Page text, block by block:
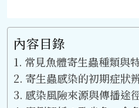
內容目錄
常見魚體寄生蟲種類與
寄生蟲感染的初期症狀
感染風險來源與傳播途